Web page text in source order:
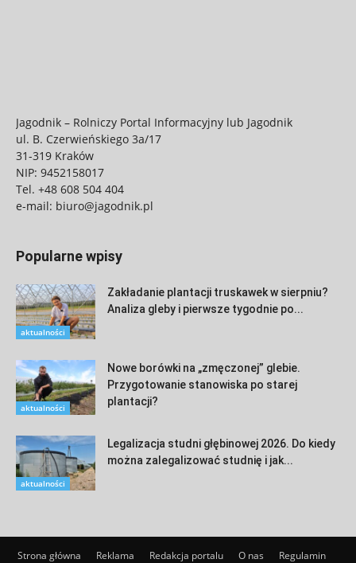
Jagodnik – Rolniczy Portal Informacyjny lub Jagodnik
ul. B. Czerwieńskiego 3a/17
31-319 Kraków
NIP: 9452158017
Tel. +48 608 504 404
e-mail: biuro@jagodnik.pl
Popularne wpisy
aktualności
Zakładanie plantacji truskawek w sierpniu?
Analiza gleby i pierwsze tygodnie po...
aktualności
Nowe borówki na „zmęczonej” glebie.
Przygotowanie stanowiska po starej
plantacji?
aktualności
Legalizacja studni głębinowej 2026. Do kiedy
można zalegalizować studnię i jak...
Strona główna Reklama Redakcja portalu O nas Regulamin